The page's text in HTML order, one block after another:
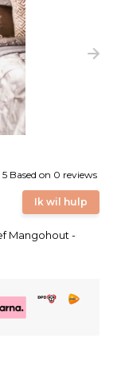
5 Based on 0 reviews
Ik wil hulp
Mangohout -